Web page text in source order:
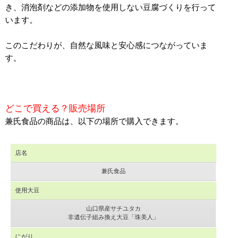
き、消泡剤などの添加物を使用しない豆腐づくりを行って
います。
このこだわりが、自然な風味と安心感につながっていま
す。
どこで買える？販売場所
兼氏食品の商品は、以下の場所で購入できます。
店名
兼氏食品
使用大豆
山口県産サチユタカ
非遺伝子組み換え大豆「珠美人」